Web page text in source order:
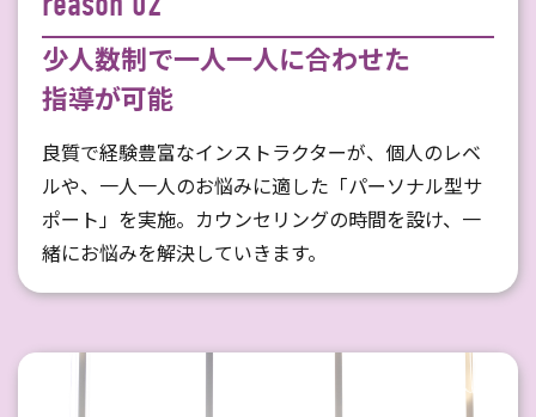
少人数制で一人一人に合わせた
指導が可能
良質で経験豊富なインストラクターが、個人のレベ
ルや、一人一人のお悩みに適した「パーソナル型サ
ポート」を実施。カウンセリングの時間を設け、一
緒にお悩みを解決していきます。